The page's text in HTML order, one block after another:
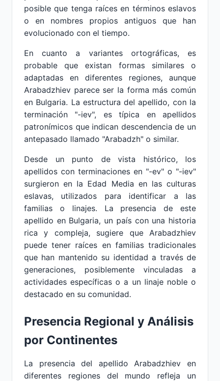
posible que tenga raíces en términos eslavos
o en nombres propios antiguos que han
evolucionado con el tiempo.
En cuanto a variantes ortográficas, es
probable que existan formas similares o
adaptadas en diferentes regiones, aunque
Arabadzhiev parece ser la forma más común
en Bulgaria. La estructura del apellido, con la
terminación "-iev", es típica en apellidos
patronímicos que indican descendencia de un
antepasado llamado "Arabadzh" o similar.
Desde un punto de vista histórico, los
apellidos con terminaciones en "-ev" o "-iev"
surgieron en la Edad Media en las culturas
eslavas, utilizados para identificar a las
familias o linajes. La presencia de este
apellido en Bulgaria, un país con una historia
rica y compleja, sugiere que Arabadzhiev
puede tener raíces en familias tradicionales
que han mantenido su identidad a través de
generaciones, posiblemente vinculadas a
actividades específicas o a un linaje noble o
destacado en su comunidad.
Presencia Regional y Análisis
por Continentes
La presencia del apellido Arabadzhiev en
diferentes regiones del mundo refleja un